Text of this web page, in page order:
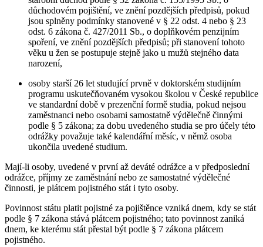
důchodovém pojištění, ve znění pozdějších předpisů, pokud
jsou splněny podmínky stanovené v § 22 odst. 4 nebo § 23
odst. 6 zákona č. 427/2011 Sb., o doplňkovém penzijním
spoření, ve znění pozdějších předpisů; při stanovení tohoto
věku u žen se postupuje stejně jako u mužů stejného data
narození,
osoby starší 26 let studující prvně v doktorském studijním
programu uskutečňovaném vysokou školou v České republice
ve standardní době v prezenční formě studia, pokud nejsou
zaměstnanci nebo osobami samostatně výdělečně činnými
podle § 5 zákona; za dobu uvedeného studia se pro účely této
odrážky považuje také kalendářní měsíc, v němž osoba
ukončila uvedené studium.
Mají-li osoby, uvedené v první až deváté odrážce a v předposlední
odrážce, příjmy ze zaměstnání nebo ze samostatné výdělečné
činnosti, je plátcem pojistného stát i tyto osoby.
Povinnost státu platit pojistné za pojištěnce vzniká dnem, kdy se stát
podle § 7 zákona stává plátcem pojistného; tato povinnost zaniká
dnem, ke kterému stát přestal být podle § 7 zákona plátcem
pojistného.